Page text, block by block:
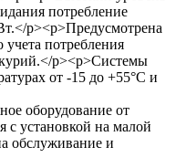
потребление
p><p>Предусмотрена
учета потребления
p><p>Системы
от -15 до +55°C и
оборудование от
с установкой на малой
обслуживание и